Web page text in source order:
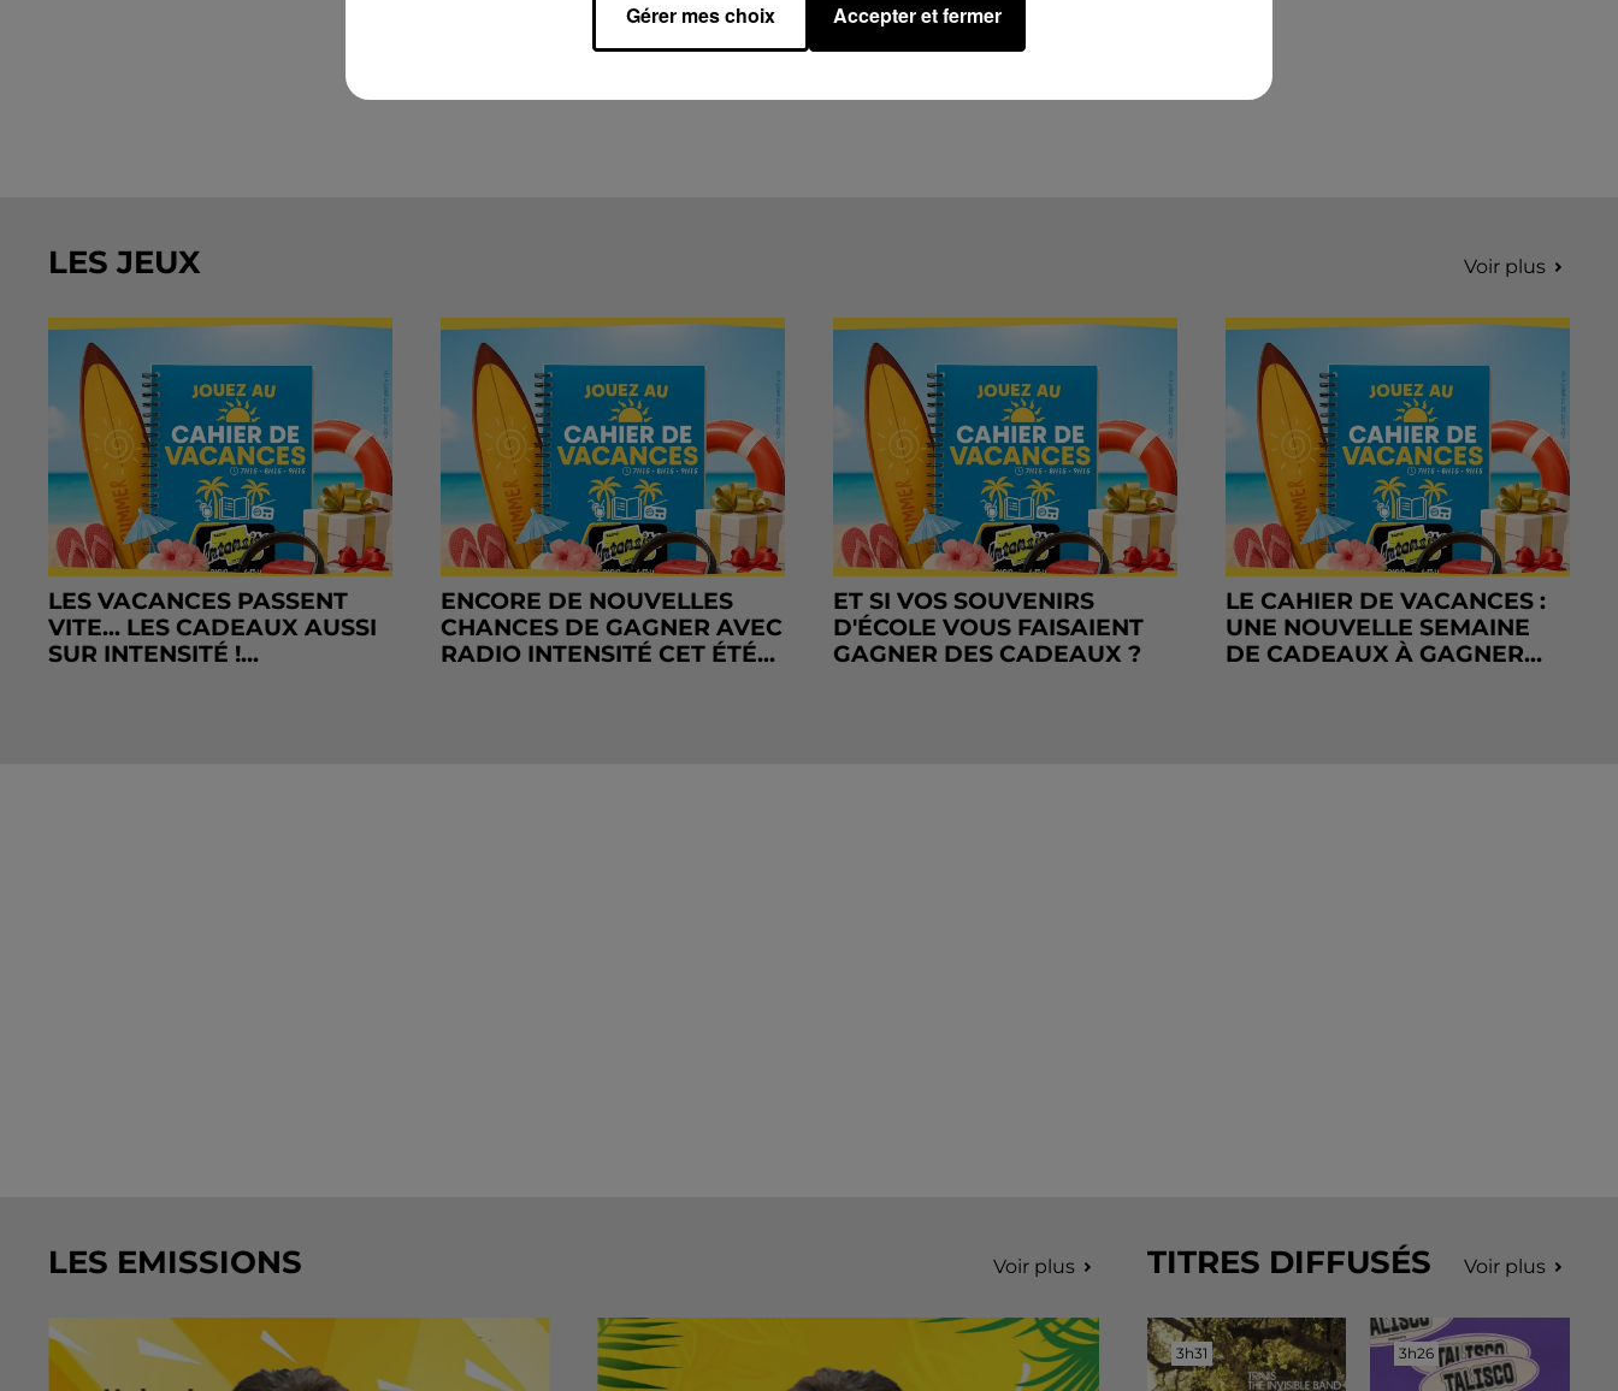
LES JEUX Voir plus
LES VACANCES PASSENT
VITE... LES CADEAUX AUSSI
SUR INTENSITÉ !...
ENCORE DE NOUVELLES
CHANCES DE GAGNER AVEC
RADIO INTENSITÉ CET ÉTÉ...
ET SI VOS SOUVENIRS
D'ÉCOLE VOUS FAISAIENT
GAGNER DES CADEAUX ?
LE CAHIER DE VACANCES :
UNE NOUVELLE SEMAINE
DE CADEAUX À GAGNER...
LES EMISSIONS Voir plus TITRES DIFFUSÉS Voir plus
3h31
3h31 3h26
3h26
Gérer mes choix Accepter et fermer